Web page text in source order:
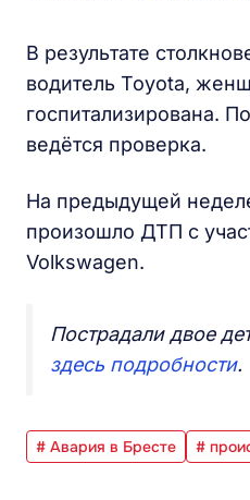
В результате
водитель Toyota,
госпитализирована.
ведётся проверка.
На предыдущей
произошло ДТП с
Volkswagen.
Пострадали двое
здесь подробности.
# Авария в Бресте #